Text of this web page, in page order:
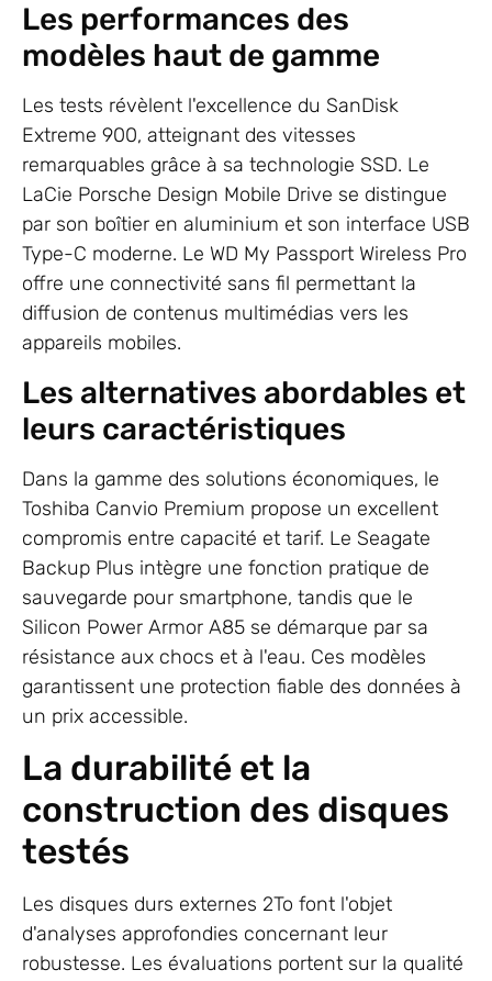
Les performances des
modèles haut de gamme
Les tests révèlent l'excellence du SanDisk
Extreme 900, atteignant des vitesses
remarquables grâce à sa technologie SSD. Le
LaCie Porsche Design Mobile Drive se distingue
par son boîtier en aluminium et son interface USB
Type-C moderne. Le WD My Passport Wireless Pro
offre une connectivité sans fil permettant la
diffusion de contenus multimédias vers les
appareils mobiles.
Les alternatives abordables et
leurs caractéristiques
Dans la gamme des solutions économiques, le
Toshiba Canvio Premium propose un excellent
compromis entre capacité et tarif. Le Seagate
Backup Plus intègre une fonction pratique de
sauvegarde pour smartphone, tandis que le
Silicon Power Armor A85 se démarque par sa
résistance aux chocs et à l'eau. Ces modèles
garantissent une protection fiable des données à
un prix accessible.
La durabilité et la
construction des disques
testés
Les disques durs externes 2To font l'objet
d'analyses approfondies concernant leur
robustesse. Les évaluations portent sur la qualité